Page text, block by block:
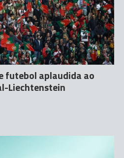
futebol aplaudida ao
Liechtenstein